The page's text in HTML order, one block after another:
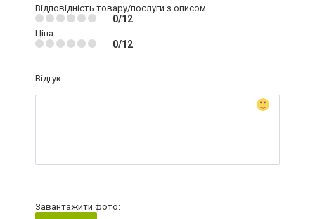
Відповідність товару/послуги з описом
0/12
Ціна
0/12
Відгук:
Завантажити фото: